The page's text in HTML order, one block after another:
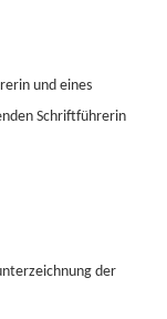
und eines
Schriftführerin
der